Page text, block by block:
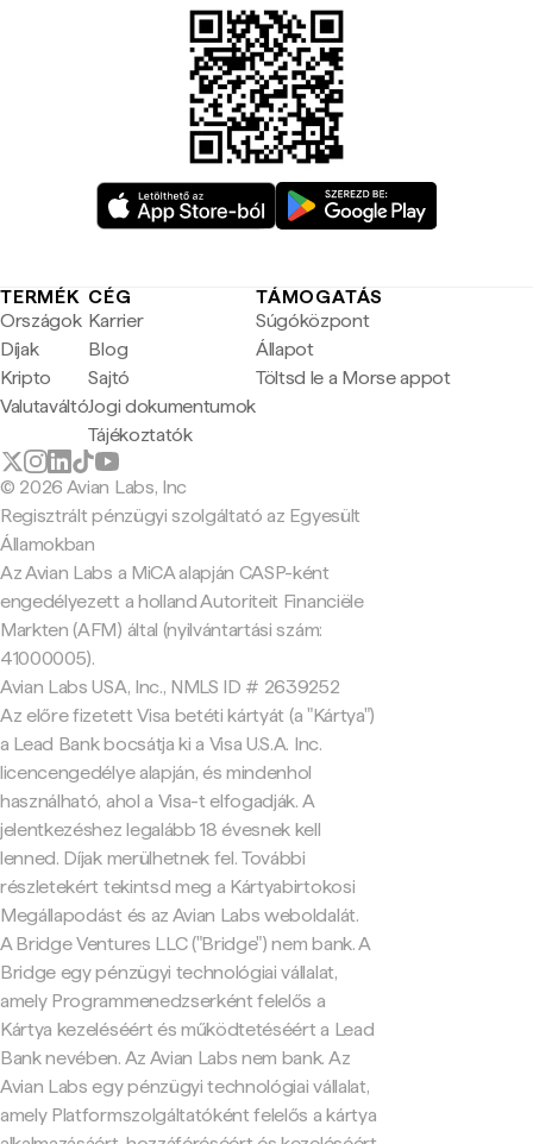
TERMÉK
Országok
Díjak
Kripto
Valutaváltó
CÉG
Karrier
Blog
Sajtó
Jogi dokumentumok
Tájékoztatók
TÁMOGATÁS
Súgóközpont
Állapot
Töltsd le a Morse appot
© 2026 Avian Labs, Inc
Regisztrált pénzügyi szolgáltató az Egyesült
Államokban
Az Avian Labs a MiCA alapján CASP-ként
engedélyezett a holland Autoriteit Financiële
Markten (AFM) által (nyilvántartási szám:
41000005).
Avian Labs USA, Inc., NMLS ID # 2639252
Az előre fizetett Visa betéti kártyát (a "Kártya")
a Lead Bank bocsátja ki a Visa U.S.A. Inc.
licencengedélye alapján, és mindenhol
használható, ahol a Visa-t elfogadják. A
jelentkezéshez legalább 18 évesnek kell
lenned. Díjak merülhetnek fel. További
részletekért tekintsd meg a Kártyabirtokosi
Megállapodást és az Avian Labs weboldalát.
A Bridge Ventures LLC ("Bridge") nem bank. A
Bridge egy pénzügyi technológiai vállalat,
amely Programmenedzserként felelős a
Kártya kezeléséért és működtetéséért a Lead
Bank nevében. Az Avian Labs nem bank. Az
Avian Labs egy pénzügyi technológiai vállalat,
amely Platformszolgáltatóként felelős a kártya